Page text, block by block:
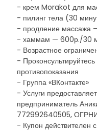
- крем Morakot для
- пилинг тела (30
- продление массажа
- хаммам — 600р./30
- Возрастное
-
противопоказания
- Группа «ВКонтакте»
- Услуги
предприниматель
772992640505,
- Купон действителен